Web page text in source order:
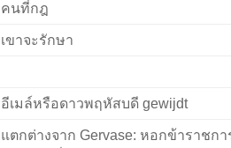
คนที่กฎ
เขาจะรักษา
อีเมล์หรือดาวพฤหัสบดี gewijdt
แตกต่างจาก Gervase: หอกข้าราชก